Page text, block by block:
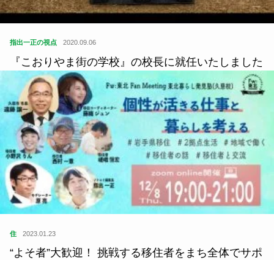
指出一正の視点 2020.09.06
『こおりやま街の学校』の校長に就任いたしました
住 2023.01.23
“よそ者”大歓迎！ 挑戦する移住者をまち全体でサポ